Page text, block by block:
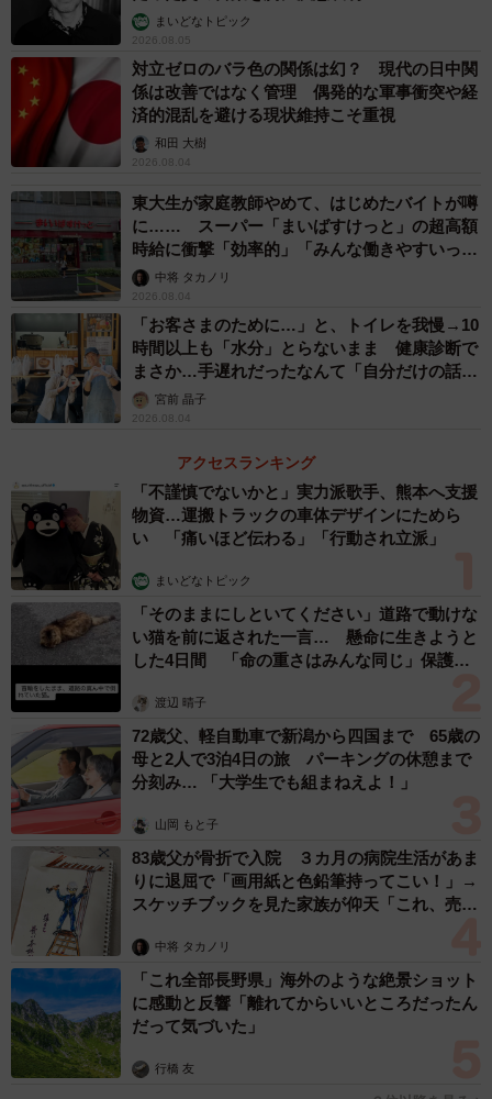
―一方でそのように長く続けられるような仕事を見つける
ことも難しいのではと感じてしまいます
仕事というものは1日の中でも大半を占めるものです。繰り
返しになりますが、私の場合、好きなことや、興味のある
とを見つけ、その先にどんな業界・仕事があるのかを考え
ることが良いのではないかなと思います。
就職活動で興味のあった食品業界で、お菓子が好き、マー
ケティングの仕事が好きでここまで来ることが出来ました
が、もし経理の仕事をしてくれと言われたら、途中で辞め
ていたかもしれませんね（笑）。
も、好きな仕事をすることができているという点では、自
分にとっては天職だと思います。
―天職と呼べる仕事に出会いたいと考える20代の読者もた
くさんいるかと思います。どのようにしたら巡り会えるの
私が就職した時はどんどん高給取りになることが良しとさ
れ、コンサル業界や金融機関の就職人気が高まっていまし
た。ですが、給料だけでなく、自分の好きなこと、興味の
まいどなトピック
2026.08.05
対立ゼロのバラ色の関係は幻？ 現代の日中関
係は改善ではなく管理 偶発的な軍事衝突や経
済的混乱を避ける現状維持こそ重視
和田 大樹
2026.08.04
東大生が家庭教師やめて、はじめたバイトが噂
に…… スーパー「まいばすけっと」の超高額
時給に衝撃「効率的」「みんな働きやすいって
言ってる」
中将 タカノリ
2026.08.04
「お客さまのために…」と、トイレを我慢→10
時間以上も「水分」とらないまま 健康診断で
まさか…手遅れだったなんて「自分だけの話で
はなく、日本中で起きている問題では？」
宮前 晶子
2026.08.04
アクセスランキング
「不謹慎でないかと」実力派歌手、熊本へ支援
物資…運搬トラックの車体デザインにためら
い 「痛いほど伝わる」「行動され立派」
まいどなトピック
「そのままにしといてください」道路で動けな
い猫を前に返された一言… 懸命に生きようと
した4日間 「命の重さはみんな同じ」保護団
渡辺 晴子
72歳父、軽自動車で新潟から四国まで 65歳の
母と2人で3泊4日の旅 パーキングの休憩まで
分刻み… 「大学生でも組まねえよ！」
山岡 もと子
83歳父が骨折で入院 ３カ月の病院生活があま
りに退屈で「画用紙と色鉛筆持ってこい！」→
スケッチブックを見た家族が仰天「これ、売れ
中将 タカノリ
「これ全部長野県」海外のような絶景ショット
に感動と反響「離れてからいいところだったん
だって気づいた」
行橋 友